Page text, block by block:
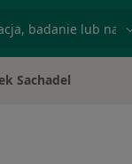
Sachadel